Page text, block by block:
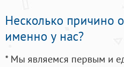
Несколько причино
именно у нас?
* Мы являемся первым и